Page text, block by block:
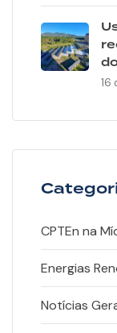
16
CPTEn na
Energias
Notícias